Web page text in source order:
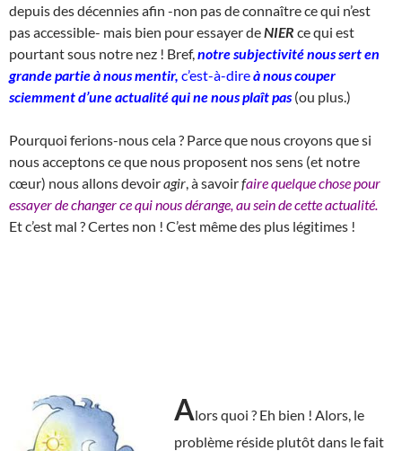
depuis des décennies afin -non pas de connaître ce qui n’est
pas accessible- mais bien pour essayer deNIER ce qui est
pourtant sous notre nez ! Bref, notre subjectivité nous sert en
grande partie à nous mentir, c’est-à-direà nous couper
sciemment d’une actualité qui ne nous plaît pas(ou plus.)
Pourquoi ferions-nous cela ? Parce que nous croyons que si
nous acceptons ce que nous proposent nos sens (et notre
cœur) nous allons devoiragir , à savoirfaire quelque chose pour
essayer de changer ce qui nous dérange, au sein de cette actualité.
Et c’est mal ? Certes non ! C’est même des plus légitimes !
Alors quoi ? Eh bien ! Alors, le
problème réside plutôt dans le fait